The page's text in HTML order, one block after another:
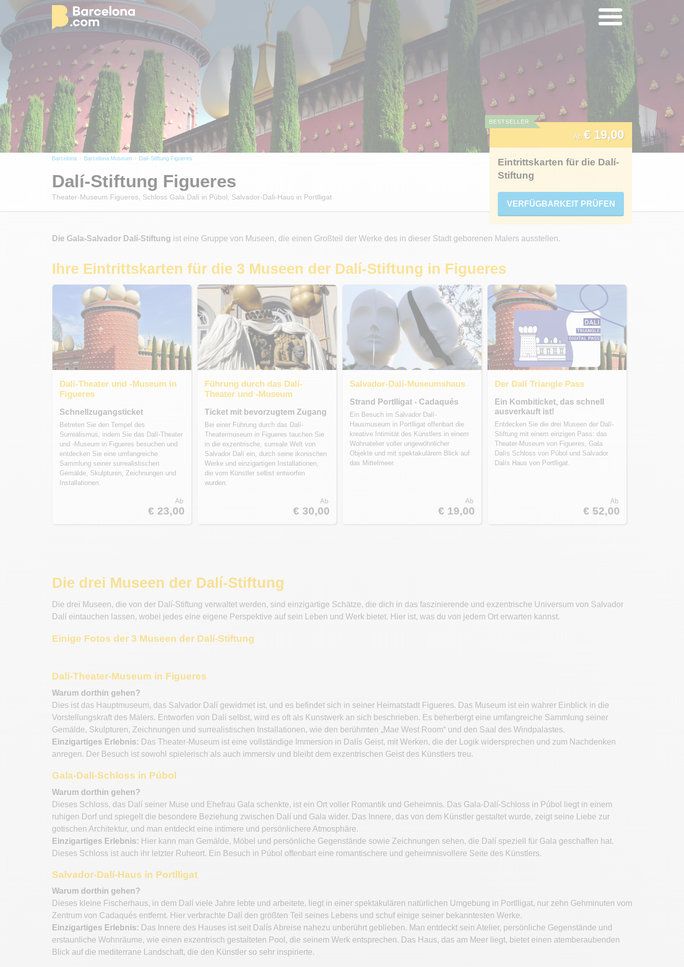
Barcelona Barcelona Museum Dalí-Stiftung Figueres
Dalí-Stiftung Figueres
Theater-Museum Figueres, Schloss Gala Dalí in Púbol, Salvador-Dali-Haus in Portlligat
Die Gala-Salvador Dalí-Stiftung ist eine Gruppe von Museen, die einen Großteil der Werke des in dieser Stadt geborenen Malers ausstellen.
Ihre Eintrittskarten für die 3 Museen der Dalí-Stiftung in Figueres
Dalí-Theater und -Museum in
Figueres
Schnellzugangsticket
Betreten Sie den Tempel des
Surrealismus, indem Sie das Dalí-Theater
und -Museum in Figueres besuchen und
entdecken Sie eine umfangreiche
Sammlung seiner surrealistischen
Gemälde, Skulpturen, Zeichnungen und
Installationen.
Ab
€ 23,00
Führung durch das Dalí-
Theater und -Museum
Ticket mit bevorzugtem Zugang
Bei einer Führung durch das Dalí-
Theatermuseum in Figueres tauchen Sie
in die exzentrische, surreale Welt von
Salvador Dalí ein, durch seine ikonischen
Werke und einzigartigen Installationen,
die vom Künstler selbst entworfen
wurden.
Ab
€ 30,00
Salvador-Dalí-Museumshaus
Strand Portlligat - Cadaqués
Ein Besuch im Salvador Dalí-
Hausmuseum in Portlligat offenbart die
kreative Intimität des Künstlers in einem
Wohnatelier voller ungewöhnlicher
Objekte und mit spektakulärem Blick auf
das Mittelmeer.
Ab
€ 19,00
Der Dalí Triangle Pass
Ein Kombiticket, das schnell
ausverkauft ist!
Entdecken Sie die drei Museen der Dalí-
Stiftung mit einem einzigen Pass: das
Theater-Museum von Figueres, Gala
Dalís Schloss von Púbol und Salvador
Dalís Haus von Portlligat.
Ab
€ 52,00
Die drei Museen der Dalí-Stiftung
Die drei Museen, die von der Dalí-Stiftung verwaltet werden, sind einzigartige Schätze, die dich in das faszinierende und exzentrische Universum von Salvador
Dalí eintauchen lassen, wobei jedes eine eigene Perspektive auf sein Leben und Werk bietet. Hier ist, was du von jedem Ort erwarten kannst.
Einige Fotos der 3 Museen der Dalí-Stiftung
Dalí-Theater-Museum in Figueres
Warum dorthin gehen?
Dies ist das Hauptmuseum, das Salvador Dalí gewidmet ist, und es befindet sich in seiner Heimatstadt Figueres. Das Museum ist ein wahrer Einblick in die
Vorstellungskraft des Malers. Entworfen von Dalí selbst, wird es oft als Kunstwerk an sich beschrieben. Es beherbergt eine umfangreiche Sammlung seiner
Gemälde, Skulpturen, Zeichnungen und surrealistischen Installationen, wie den berühmten „Mae West Room“ und den Saal des Windpalastes.
Einzigartiges Erlebnis: Das Theater-Museum ist eine vollständige Immersion in Dalís Geist, mit Werken, die der Logik widersprechen und zum Nachdenken
anregen. Der Besuch ist sowohl spielerisch als auch immersiv und bleibt dem exzentrischen Geist des Künstlers treu.
Gala-Dalí-Schloss in Púbol
Warum dorthin gehen?
Dieses Schloss, das Dalí seiner Muse und Ehefrau Gala schenkte, ist ein Ort voller Romantik und Geheimnis. Das Gala-Dalí-Schloss in Púbol liegt in einem
ruhigen Dorf und spiegelt die besondere Beziehung zwischen Dalí und Gala wider. Das Innere, das von dem Künstler gestaltet wurde, zeigt seine Liebe zur
gotischen Architektur, und man entdeckt eine intimere und persönlichere Atmosphäre.
Einzigartiges Erlebnis: Hier kann man Gemälde, Möbel und persönliche Gegenstände sowie Zeichnungen sehen, die Dalí speziell für Gala geschaffen hat.
Dieses Schloss ist auch ihr letzter Ruheort. Ein Besuch in Púbol offenbart eine romantischere und geheimnisvollere Seite des Künstlers.
Salvador-Dalí-Haus in Portlligat
Warum dorthin gehen?
Dieses kleine Fischerhaus, in dem Dalí viele Jahre lebte und arbeitete, liegt in einer spektakulären natürlichen Umgebung in Portlligat, nur zehn Gehminuten vom
Zentrum von Cadaqués entfernt. Hier verbrachte Dalí den größten Teil seines Lebens und schuf einige seiner bekanntesten Werke.
Einzigartiges Erlebnis: Das Innere des Hauses ist seit Dalís Abreise nahezu unberührt geblieben. Man entdeckt sein Atelier, persönliche Gegenstände und
erstaunliche Wohnräume, wie einen exzentrisch gestalteten Pool, die seinem Werk entsprechen. Das Haus, das am Meer liegt, bietet einen atemberaubenden
Blick auf die mediterrane Landschaft, die den Künstler so sehr inspirierte.
BESTSELLER
Ab € 19,00
Eintrittskarten für die Dalí-
Stiftung
VERFÜGBARKEIT PRÜFEN